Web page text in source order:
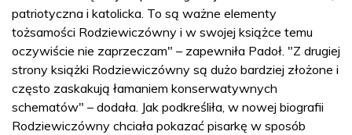
patriotyczna i katolicka. To są ważne elementy
tożsamości Rodziewiczówny i w swojej książce temu
oczywiście nie zaprzeczam" – zapewniła Padoł. "Z drugiej
strony książki Rodziewiczówny są dużo bardziej złożone i
często zaskakują łamaniem konserwatywnych
schematów" – dodała. Jak podkreśliła, w nowej biografii
Rodziewiczówny chciała pokazać pisarkę w sposób